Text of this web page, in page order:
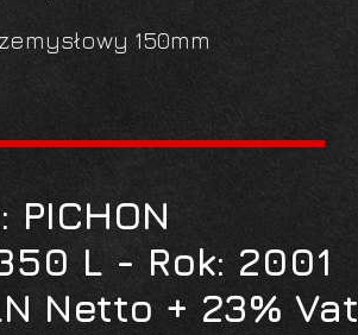
150mm
PICHON
L - Rok: 2001
Netto + 23% Vat